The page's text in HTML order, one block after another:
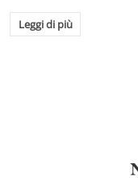
Leggi di più